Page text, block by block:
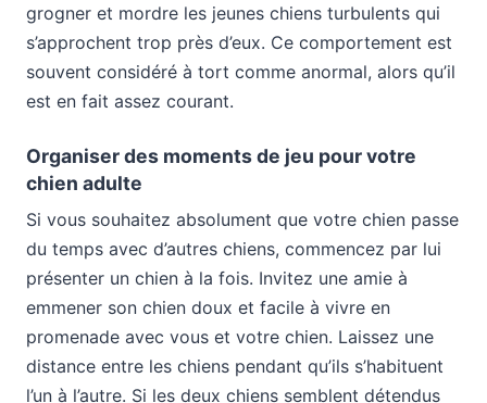
grogner et mordre les jeunes chiens turbulents qui
s’approchent trop près d’eux. Ce comportement est
souvent considéré à tort comme anormal, alors qu’il
est en fait assez courant.
Organiser des moments de jeu pour votre
chien adulte
Si vous souhaitez absolument que votre chien passe
du temps avec d’autres chiens, commencez par lui
présenter un chien à la fois. Invitez une amie à
emmener son chien doux et facile à vivre en
promenade avec vous et votre chien. Laissez une
distance entre les chiens pendant qu’ils s’habituent
l’un à l’autre. Si les deux chiens semblent détendus